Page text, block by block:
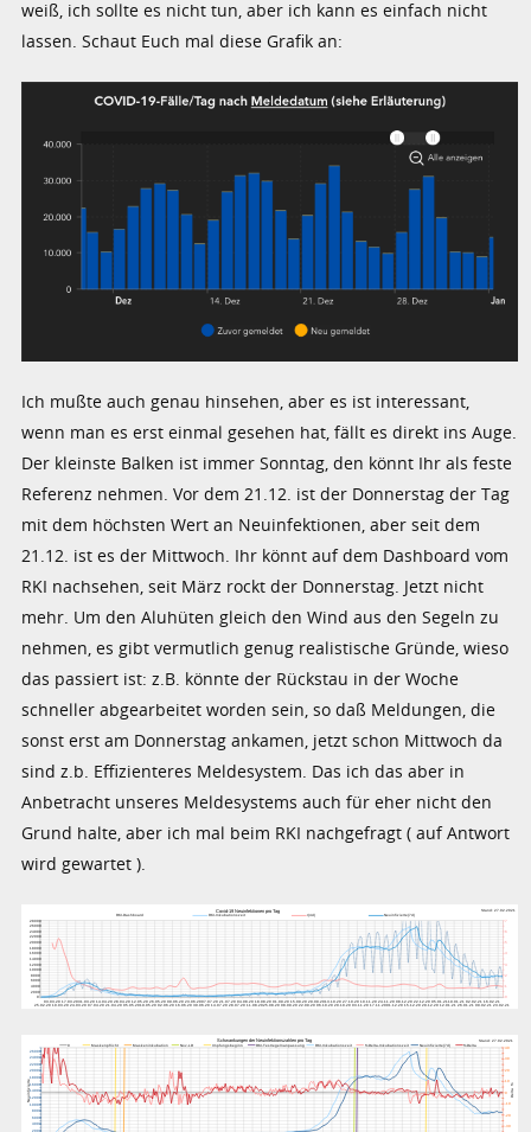
weiß, ich sollte es nicht tun, aber ich kann es einfach nicht
lassen. Schaut Euch mal diese Grafik an:
Ich mußte auch genau hinsehen, aber es ist interessant,
wenn man es erst einmal gesehen hat, fällt es direkt ins Auge.
Der kleinste Balken ist immer Sonntag, den könnt Ihr als feste
Referenz nehmen. Vor dem 21.12. ist der Donnerstag der Tag
mit dem höchsten Wert an Neuinfektionen, aber seit dem
21.12. ist es der Mittwoch. Ihr könnt auf dem Dashboard vom
RKI nachsehen, seit März rockt der Donnerstag. Jetzt nicht
mehr. Um den Aluhüten gleich den Wind aus den Segeln zu
nehmen, es gibt vermutlich genug realistische Gründe, wieso
das passiert ist: z.B. könnte der Rückstau in der Woche
schneller abgearbeitet worden sein, so daß Meldungen, die
sonst erst am Donnerstag ankamen, jetzt schon Mittwoch da
sind z.b. Effizienteres Meldesystem. Das ich das aber in
Anbetracht unseres Meldesystems auch für eher nicht den
Grund halte, aber ich mal beim RKI nachgefragt ( auf Antwort
wird gewartet ).